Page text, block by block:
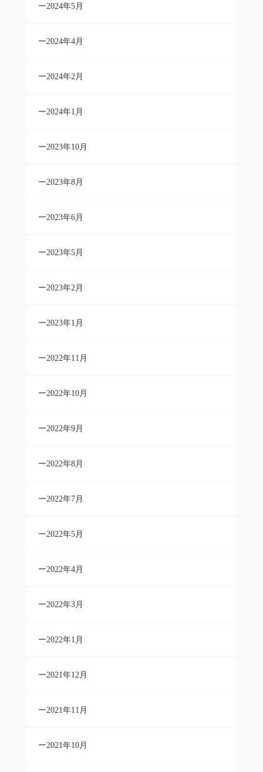
2024年5月
2024年4月
2024年2月
2024年1月
2023年10月
2023年8月
2023年6月
2023年5月
2023年2月
2023年1月
2022年11月
2022年10月
2022年9月
2022年8月
2022年7月
2022年5月
2022年4月
2022年3月
2022年1月
2021年12月
2021年11月
2021年10月